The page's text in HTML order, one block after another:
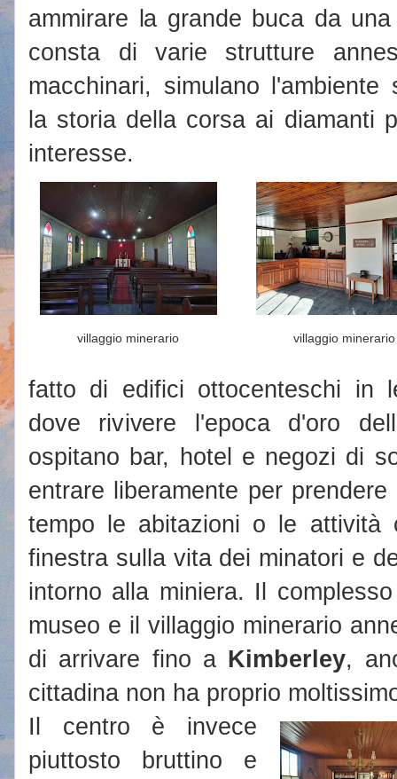
ammirare la grande buca da
consta di varie strutture
macchinari, simulano l'ambiente
la storia della corsa ai diamanti
interesse.
villaggio minerario villaggio minerario
fatto di edifici ottocenteschi in
dove rivivere l'epoca d'oro
ospitano bar, hotel e negozi di
entrare liberamente per
tempo le abitazioni o le attività
finestra sulla vita dei minatori e
intorno alla miniera. Il
museo e il villaggio minerario
di arrivare fino a Kimberley,
cittadina non ha proprio
Il centro è invece
piuttosto bruttino e